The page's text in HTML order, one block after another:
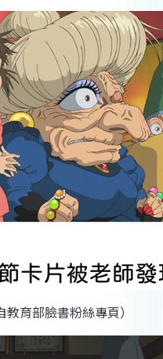
育部臉書粉絲專頁）